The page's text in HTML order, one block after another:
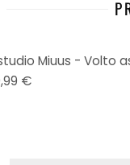
Miuus - Volto
€